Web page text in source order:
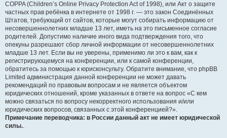
COPPA (Children’s Online Privacy Protection Act of 1998), или Акт о защите
частных прав ребёнка в интернете от 1998 г. — это закон Соединённых
Штатов, требующий от сайтов, которые могут собирать информацию от
несовершеннолетних младше 13 лет, иметь на это письменное согласие
родителей. Допустимо наличие иного вида подтверждения того, что
опекуны разрешают сбор личной информации от несовершеннолетних
младше 13 лет. Если вы не уверены, применимо ли это к вам, как к
регистрирующемуся на конференции, или к самой конференции,
обратитесь за помощью к юрисконсульту. Обратите внимание, что phpBB
Limited администрация данной конференции не может давать
рекомендаций по правовым вопросам и не является объектом
юридических отношений, кроме указанных в ответе на вопрос «С кем
можно связаться по вопросу некорректного использования и/или
юридических вопросов, связанных с этой конференцией?».
Примечание переводчика: в России данный акт не имеет юридической
силы..